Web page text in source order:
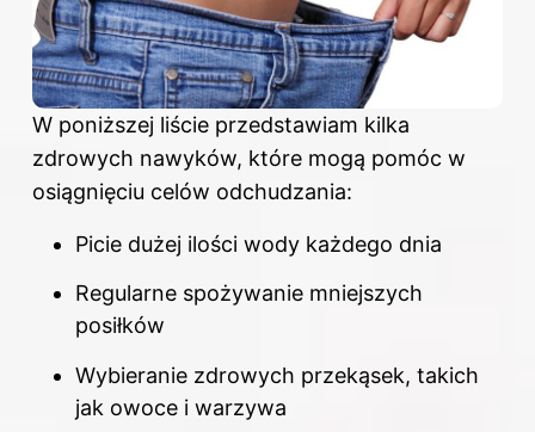
W poniższej liście przedstawiam kilka
zdrowych nawyków, które mogą pomóc w
osiągnięciu celów odchudzania:
Picie dużej ilości wody każdego dnia
Regularne spożywanie mniejszych
posiłków
Wybieranie zdrowych przekąsek, takich
jak owoce i warzywa